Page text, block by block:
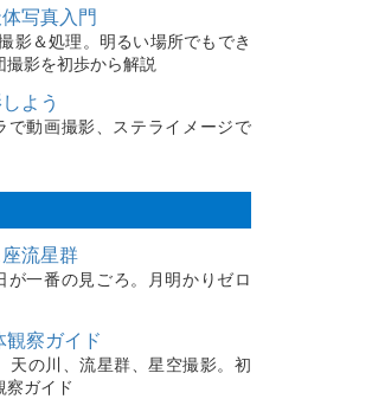
写真入門
影＆処理。明るい場所でもでき
撮影を初歩から解説
よう
で動画撮影、ステライメージで
流星群
が一番の見ごろ。月明かりゼロ
観察ガイド
天の川、流星群、星空撮影。初
察ガイド